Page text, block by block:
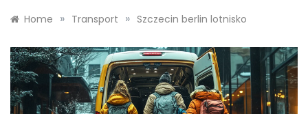
Home » Transport » Szczecin berlin lotnisko